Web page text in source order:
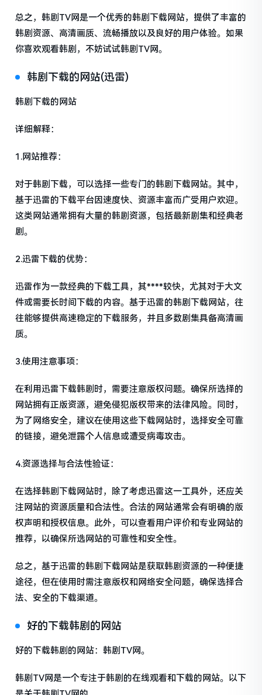
总之，韩剧TV网是一个优秀的韩剧下载网站，提供了丰富的
韩剧资源、高清画质、流畅播放以及良好的用户体验。如果
你喜欢观看韩剧，不妨试试韩剧TV网。
韩剧下载的网站(迅雷)
韩剧下载的网站
详细解释：
1.网站推荐：
对于韩剧下载，可以选择一些专门的韩剧下载网站。其中，
基于迅雷的下载平台因速度快、资源丰富而广受用户欢迎。
这类网站通常拥有大量的韩剧资源，包括最新剧集和经典老
剧。
2.迅雷下载的优势：
迅雷作为一款经典的下载工具，其****较快，尤其对于大文
件或需要长时间下载的内容。基于迅雷的韩剧下载网站，往
往能够提供高速稳定的下载服务，并且多数剧集具备高清画
质。
3.使用注意事项：
在利用迅雷下载韩剧时，需要注意版权问题。确保所选择的
网站拥有正版资源，避免侵犯版权带来的法律风险。同时，
为了网络安全，建议在使用这些下载网站时，选择安全可靠
的链接，避免泄露个人信息或遭受病毒攻击。
4.资源选择与合法性验证：
在选择韩剧下载网站时，除了考虑迅雷这一工具外，还应关
注网站的资源质量和合法性。合法的网站通常会有明确的版
权声明和授权信息。此外，可以查看用户评价和专业网站的
推荐，以确保所选网站的可靠性和安全性。
总之，基于迅雷的韩剧下载网站是获取韩剧资源的一种便捷
途径，但在使用时需注意版权和网络安全问题，确保选择合
法、安全的下载渠道。
好的下载韩剧的网站
好的下载韩剧的网站：韩剧TV网。
韩剧TV网是一个专注于韩剧的在线观看和下载的网站。以下